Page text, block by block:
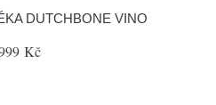
DUTCHBONE VINO
Kč